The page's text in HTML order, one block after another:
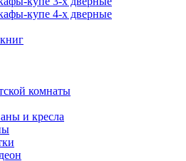
купе 4-х дверные
комнаты
и кресла